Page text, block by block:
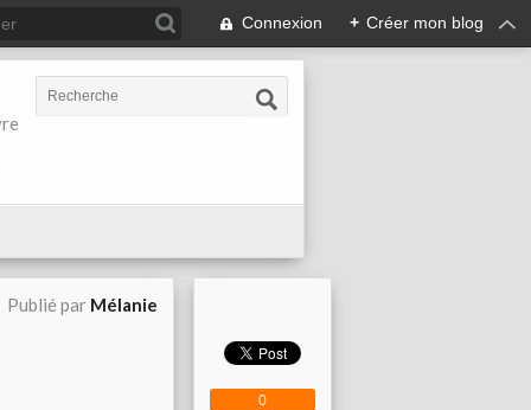
Connexion + Créer mon blog
Publié par Mélanie
0